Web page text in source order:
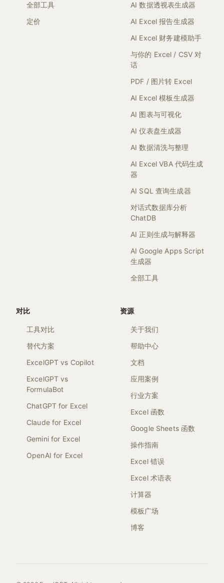
全部工具
定价
AI 数据透视表生成器
AI Excel 报告生成器
AI Excel 财务建模助手
与你的 Excel / CSV 对
话
PDF / 图片转 Excel
AI Excel 模板生成器
AI 图表与可视化
AI 仪表盘生成器
AI 数据清洗与整理
AI Excel VBA 代码生成
器
AI SQL 查询生成器
对话式数据库分析
ChatDB
AI 正则生成与解释器
AI Google Apps Script
生成器
全部工具
对比
工具对比
替代方案
ExcelGPT vs Copilot
ExcelGPT vs
FormulaBot
ChatGPT for Excel
Claude for Excel
Gemini for Excel
OpenAI for Excel
资源
关于我们
帮助中心
文档
应用案例
行业方案
Excel 函数
Google Sheets 函数
操作指南
Excel 错误
Excel 术语表
计算器
模板广场
博客